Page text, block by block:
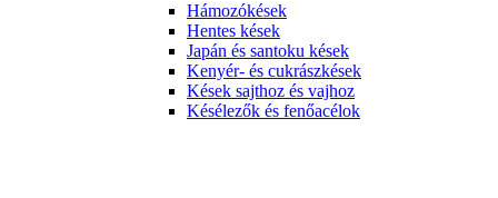
Hámozókések
Hentes kések
Japán és santoku kések
Kenyér- és cukrászkések
Kések sajthoz és vajhoz
Késélezők és fenőacélok